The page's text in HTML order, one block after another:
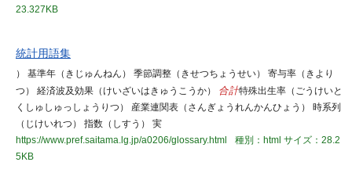
23.327KB
統計用語集
） 基準年（きじゅんねん） 季節調整（きせつちょうせい） 寄与率（きより
つ） 経済波及効果（けいざいはきゅうこうか） 合計特殊出生率（ごうけいと
くしゅしゅっしょうりつ） 産業連関表（さんぎょうれんかんひょう） 時系列
（じけいれつ） 指数（しすう） 実
https://www.pref.saitama.lg.jp/a0206/glossary.html
種別：html サイズ：28.2
5KB